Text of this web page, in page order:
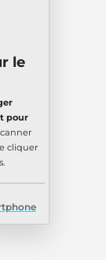
le
pour
cliquer